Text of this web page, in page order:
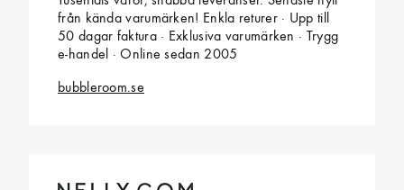
från kända varumärken! Enkla returer · Upp till
50 dagar faktura · Exklusiva varumärken · Trygg
e-handel · Online sedan 2005
bubbleroom.se